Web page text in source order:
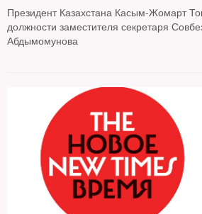
Президент Казахстана Касым-Жомарт
должности заместителя секретаря
Абдымомунова